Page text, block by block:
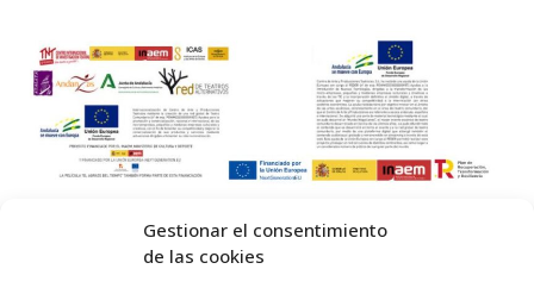
Gestionar el consentimiento
de las cookies